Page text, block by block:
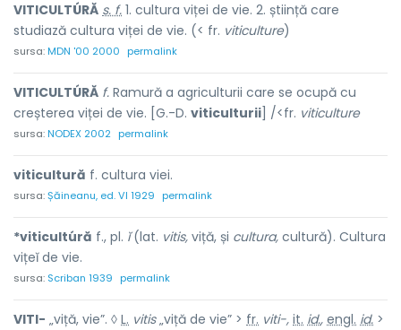
VITICULTÚRĂ s. f. 1. cultura viței de vie. 2. știință care
studiază cultura viței de vie. (< fr. viticulture)
sursa:MDN '00 2000 permalink
VITICULTÚRĂ f. Ramură a agriculturii care se ocupă cu
creșterea viței de vie. [G.-D. viticulturii ] /<fr. viticulture
sursa:NODEX 2002 permalink
viticultură f. cultura viei.
sursa:Șăineanu, ed. VI 1929 permalink
*viticultúră f., pl. ĭ(lat. vitis, viță, și cultura, cultură). Cultura
vițeĭ de vie.
sursa: Scriban 1939 permalink
VITI- „viță, vie”. ◊ L. vitis„viță de vie” > fr. viti-, it. id., engl. id. >